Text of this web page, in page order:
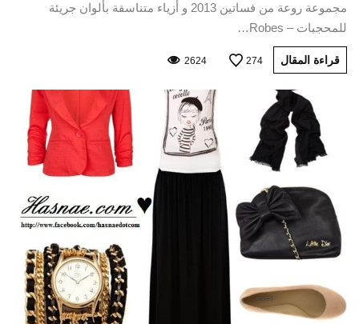
مجموعة روعة من فساتين 2013 و أزياء متناسقة بألوان جريئة
للمحجبات – Robes…
قراءة المقال 274
2624